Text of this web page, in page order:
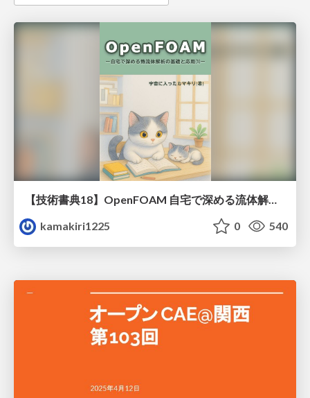
【技術書典18】OpenFOAM 自宅で深める流体解析の基礎と応用 (1)
kamakiri1225
0 540